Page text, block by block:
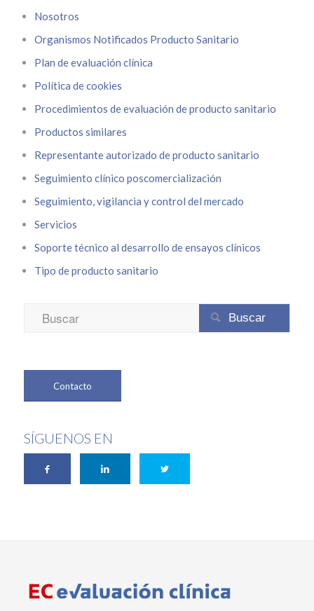
Nosotros
Organismos Notificados Producto Sanitario
Plan de evaluación clínica
Política de cookies
Procedimientos de evaluación de producto sanitario
Productos similares
Representante autorizado de producto sanitario
Seguimiento clínico poscomercialización
Seguimiento, vigilancia y control del mercado
Servicios
Soporte técnico al desarrollo de ensayos clínicos
Tipo de producto sanitario

Contacto
SÍGUENOS EN